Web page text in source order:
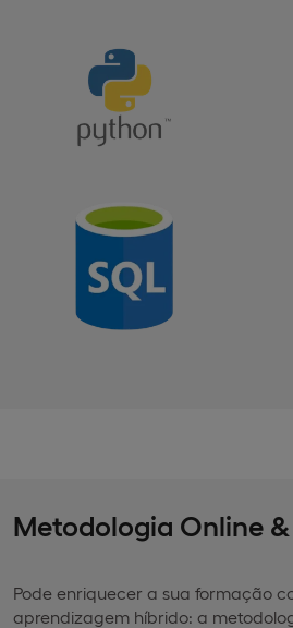
Metodologia Online
Pode enriquecer a sua formação
aprendizagem híbrido: a